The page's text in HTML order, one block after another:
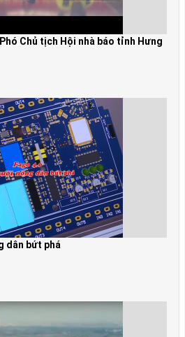
Chủ tịch Hội nhà báo tỉnh Hưng
dân bứt phá